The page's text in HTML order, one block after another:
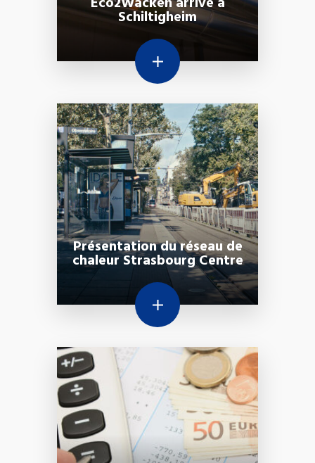
Schiltigheim
Présentation du réseau de
chaleur Strasbourg Centre